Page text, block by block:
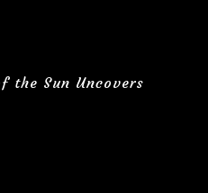
the Sun Uncovers